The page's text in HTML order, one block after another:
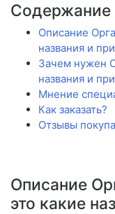
Содержание
Описание
названия и
Зачем нужен
названия и
Мнение
Как заказать?
Отзывы
Описание
это какие